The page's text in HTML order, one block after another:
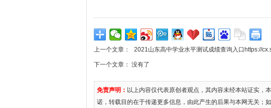
上一个文章： 2021山东高中学业水平测试成绩查询入口https://
下一个文章： 没有了
免责声明： 以上内容仅代表原创者观点，其内容未经本站证实，
诺，转载目的在于传递更多信息，由此产生的后果与本网无关；